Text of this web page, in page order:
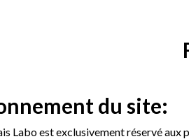
du site:
Labo est exclusivement réservé aux